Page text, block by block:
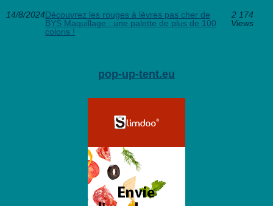
14/8/2024Découvrez les rouges à lèvres pas cher de
BYS Maquillage : une palette de plus de 100
coloris !
2 174
Views
pop-up-tent.eu